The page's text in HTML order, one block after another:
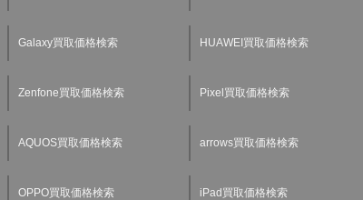
Galaxy買取価格検索 HUAWEI買取価格検索
Zenfone買取価格検索 Pixel買取価格検索
AQUOS買取価格検索 arrows買取価格検索
OPPO買取価格検索 iPad買取価格検索